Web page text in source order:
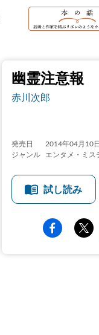
幽霊注意報
赤川次郎
発売日
2014年04月10日
ジャンル
エンタメ・ミス
試し読み